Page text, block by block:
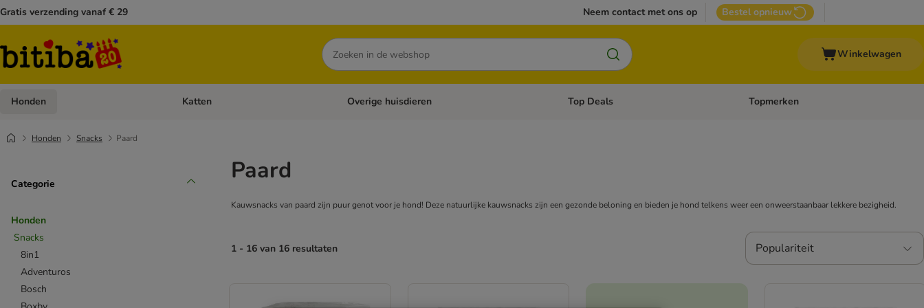
Gratis verzending vanaf € 29 Neem contact met ons op Bestel opnieuw
Zoeken
Winkelwagen
Honden Open categoriemenu: Honden
Katten Open categoriemenu: Katten
Overige huisdieren Open categoriemenu: Overige huisdieren
Top Deals Open categoriemenu: Top Deals
Topmerken
Honden Snacks Paard
Categorie
Honden
Snacks
8in1
Adventuros
Bosch
Paard
Kauwsnacks van paard zijn puur genot voor je hond! Deze natuurlijke kauwsnacks zijn een gezonde beloning en bieden je hond telkens weer een onweerstaanbaar lekkere bezigheid.
1 - 16 van 16 resultaten Populariteit